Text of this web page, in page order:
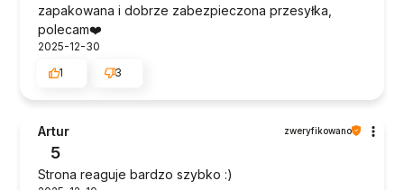
zapakowana i dobrze zabezpieczona przesyłka,
polecam❤️
2025-12-30
1
3
Artur zweryfikowano
5
Strona reaguje bardzo szybko :)